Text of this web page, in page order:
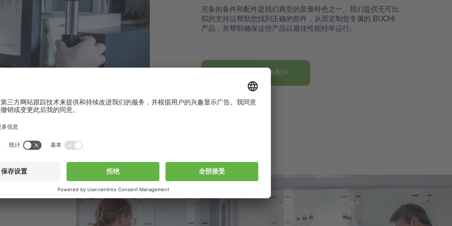
完备的备件和配件是我们典型的质量特色之一。我们提供无可比
拟的支持以帮助您找到正确的部件，从而定制您专属的 BUCHI
产品，并帮助确保这些产品以最佳性能经年运行。
发现我们的部件和配件